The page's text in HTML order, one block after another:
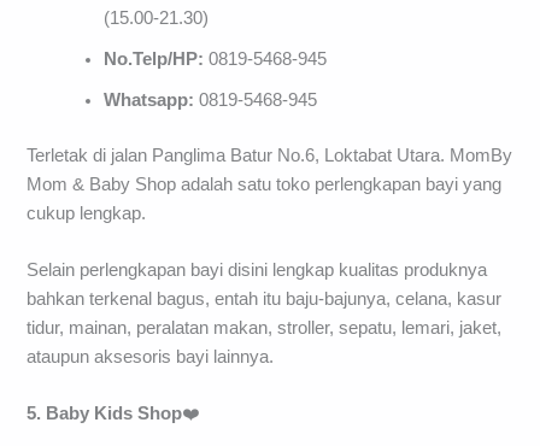
(15.00-21.30)
No.Telp/HP:0819-5468-945
Whatsapp:0819-5468-945
Terletak di jalan Panglima Batur No.6, Loktabat Utara. MomBy
Mom & Baby Shop adalah satu toko perlengkapan bayi yang
cukup lengkap.
Selain perlengkapan bayi disini lengkap kualitas produknya
bahkan terkenal bagus, entah itu baju-bajunya, celana, kasur
tidur, mainan, peralatan makan, stroller, sepatu, lemari, jaket,
ataupun aksesoris bayi lainnya.
5. Baby Kids Shop❤️